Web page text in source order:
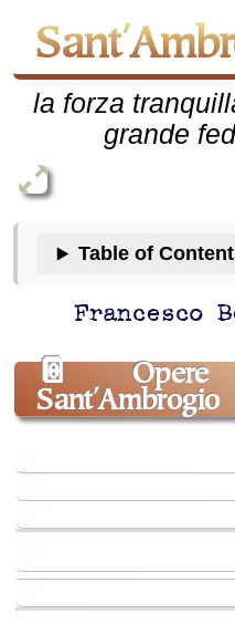
la forza tranquilla di una
grande
Table of
Francesco
📔
Opere
Sant'Ambrogio
originale
ital.
edizione)
anno